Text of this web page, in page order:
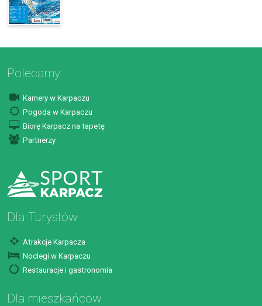
Polecamy
Kamery w Karpaczu
Pogoda w Karpaczu
Biorę Karpacz na tapetę
Partnerzy
Dla Turystów
Atrakcje Karpacza
Noclegi w Karpaczu
Restauracje i gastronomia
Dla mieszkańców